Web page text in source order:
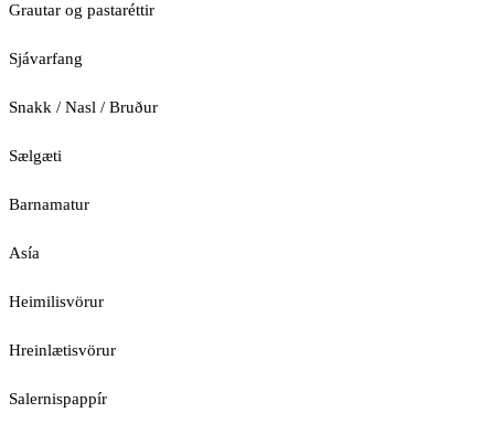
Grautar og pastaréttir
Sjávarfang
Snakk / Nasl / Bruður
Sælgæti
Barnamatur
Asía
Heimilisvörur
Hreinlætisvörur
Salernispappír